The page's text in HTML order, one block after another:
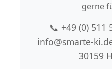
gerne
📞 +49 (0)
info@smarte-
30159